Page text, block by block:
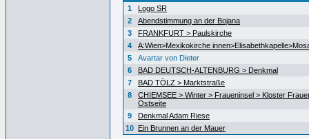
1
Logo SR
2
Abendstimmung an der Bojana
3
FRANKFURT > Paulskirche
4
A:Wien>Mexikokirche
5
Avartar von Dieter
6
BAD DEUTSCH-ALTENBURG > Denkmal
7
BAD TÖLZ > Marktstraße
8
CHIEMSEE > Winter > Fraueninsel > Kloster
Ostseite
9
Denkmal Adam Riese
10 Ein Brunnen an der Mauer